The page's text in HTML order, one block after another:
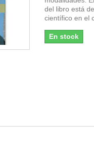
del libro está
científico en el
En stock